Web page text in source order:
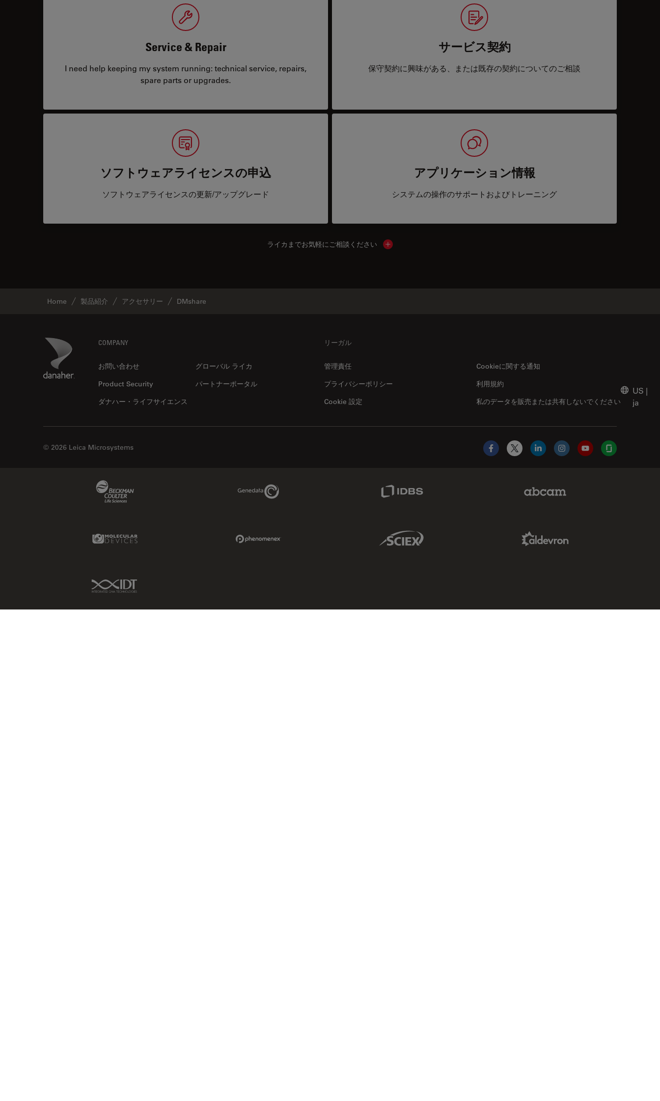
Service & Repair
I need help keeping my system running: technical service, repairs,
spare parts or upgrades.
サービス契約
保守契約に興味がある、または既存の契約についてのご相談
ソフトウェアライセンスの申込
ソフトウェアライセンスの更新/アップグレード
アプリケーション情報
システムの操作のサポートおよびトレーニング
ライカまでお気軽にご相談ください Show local contacts
Home 製品紹介 アクセサリー DMshare
Danaher Logo COMPANY
お問い合わせ
グローバル ライカ
Product Security
パートナーポータル
ダナハー・ライフサイエンス
リーガル
管理責任
Cookieに関する通知
プライバシーポリシー
私のデータを販売または共有しないでください
利用規約
Cookie 設定
US |
ja
© 2026 Leica Microsystems
Facebook
X LinkedInInstagramYouTubeGlassdoor
Genedata Link
Molecular Devices Link Sciex Link
IDT Link